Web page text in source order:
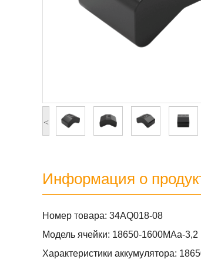
<
Информация о
Номер товара: 34AQ018-08
Модель ячейки: 18650-1600MAa-3,2
Характеристики аккумулятора: